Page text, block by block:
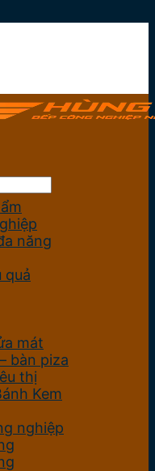
năng
quả
mát
bàn piza
thị
Kem
nghiệp